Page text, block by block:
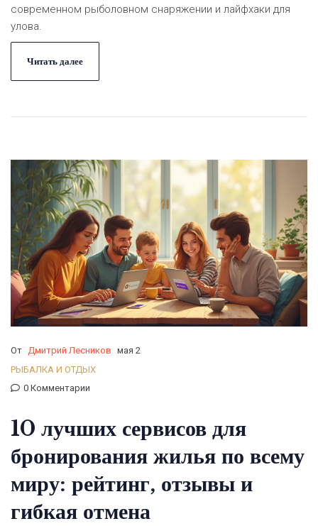
современном рыболовном снаряжении и лайфхаки для
улова.
Читать далее
От Дмитрий Лесников мая 2
РЫБАЛКА И ОТДЫХ
0 Комментарии
10 лучших сервисов для
бронирования жилья по всему
миру: рейтинг, отзывы и
гибкая отмена